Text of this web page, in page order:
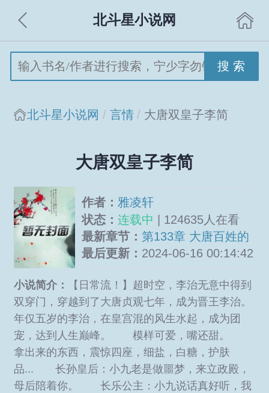
北斗星小说网
搜 索
北斗星小说网 言情 大唐双皇子李简
大唐双皇子李简
作者： 雅凌轩
状态：连载中 | 124635人在看
最新章节：第133章 大唐百姓的
福利
最后更新： 2024-06-16 00:14:42
小说简介：
【日常流！】超时空，李治无意中得到
双穿门，穿越到了大唐贞观七年，成为晋王李治。
年仅五岁的李治，在皇宫混的风生水起，成为团
宠，达到人生巅峰。 模样可爱，嘴还甜。
拿出来的东西，震惊四座，细盐，白糖，护肤
品... 长孙皇后：小九老是做噩梦，来立政殿，
母后陪着你。 长乐公主：小九说话真好听，我